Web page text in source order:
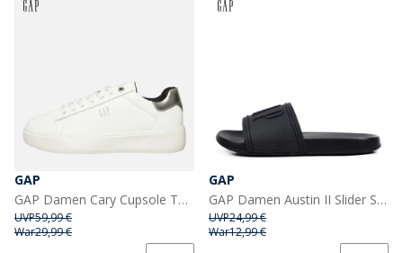
GAP
GAP Damen Cary Cupsole Turnschuhe Weiss
UVP59,99 €
War29,99 €
GAP
GAP Damen Austin II Slider Sandalen Schwarz
UVP24,99 €
War12,99 €